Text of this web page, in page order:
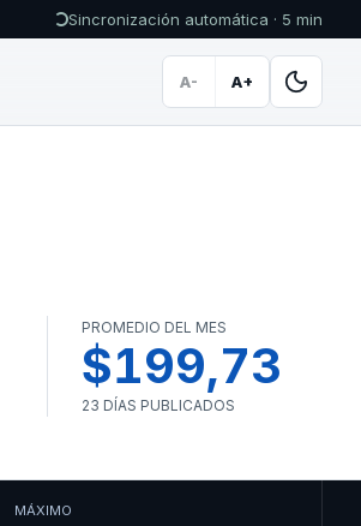
Sincronización automática · 5 min
A- A+
PROMEDIO DEL MES
$199,73
23 DÍAS PUBLICADOS
MÁXIMO